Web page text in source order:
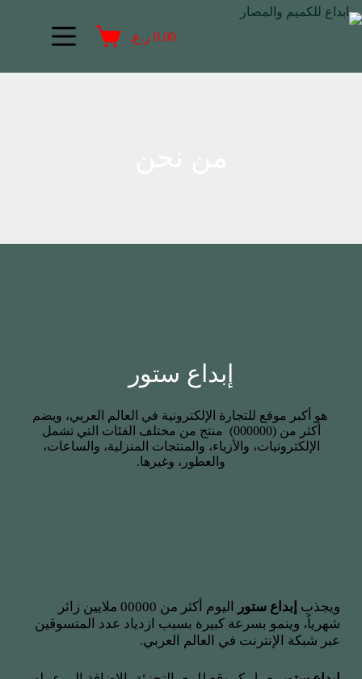
0.00 ر.ع.
إبداع ستور
هو أكبر موقع للتجارة الإلكترونية في العالم العربي، ويضم
أكثر من (000000) منتج من مختلف الفئات التي تشمل
الإلكترونيات، والأزياء، والمنتجات المنزلية، والساعات،
والعطور، وغيرها.
ويجذب إبداع ستور
اليوم أكثر من 00000 ملايين زائر
شهرياً، وينمو بسرعة كبيرة بسبب ازدياد عدد المتسوقين
عبر شبكة الإنترنت في العالم العربي.